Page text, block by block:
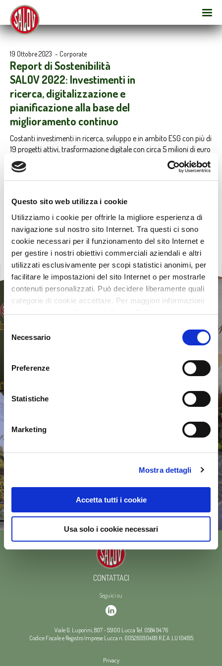
Questo sito web utilizza i cookie
Utilizziamo i cookie per offrirle la migliore esperienza di
navigazione sul nostro sito Internet. Tra questi ci sono
cookie necessari per il funzionamento del sito Internet e
per gestire i nostri obiettivi commerciali aziendali e altri
utilizzati esclusivamente per scopi statistici anonimi, per
facilitare le impostazioni del sito Internet o per mostrarle
contenuti personalizzati. Può decidere liberamente quali
categorie di cookie accettare. Per maggiori informazioni
consulti la nostra Privacy & Cookie Policy
Selezione
delNecessario
Preferenze
Statistiche
Marketing
Mostra dettagli
Accetta tutti i cookie
Usa solo i cookie necessari
19 Ottobre 2023 - Corporate
Report di Sostenibilità
SALOV 2022: Investimenti in
ricerca, digitalizzazione e
pianificazione alla base del
miglioramento continuo
Costanti investimenti in ricerca, sviluppo e in ambito ESG con più di
19 progetti attivi, trasformazione digitale con circa 5 milioni di euro
l’anno investiti in nuove tecnologie e la definizione di un Piano di
Sostenibilità che guiderà lo sviluppo e la crescita aziendale nei
prossimi anni. Sono questi gli ingredienti alla base delle
malgrado un 2022 sfidante.
Viale G. Luporini, 807- 55100 Lucca Tel. 0584 94 76
Codice Fiscale e Registro Imprese Lucca n. 00526090469 R.E.A. LU 104195
CONTATTACI
Seguici su
Privacy